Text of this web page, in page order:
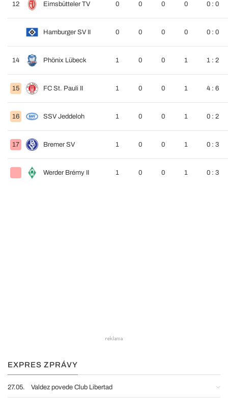
12 Eimsbütteler TV 0 0 0 0 0 : 0
Hamburger SV II 0 0 0 0 0 : 0
14 Phönix Lübeck 1 0 0 1 1 : 2
15 FC St. Pauli II 1 0 0 1 4 : 6
16 SSV Jeddeloh 1 0 0 1 0 : 2
17 Bremer SV 1 0 0 1 0 : 3
Werder Brémy II 1 0 0 1 0 : 3
EXPRES ZPRÁVY
27.05. Valdez povede Club Libertad